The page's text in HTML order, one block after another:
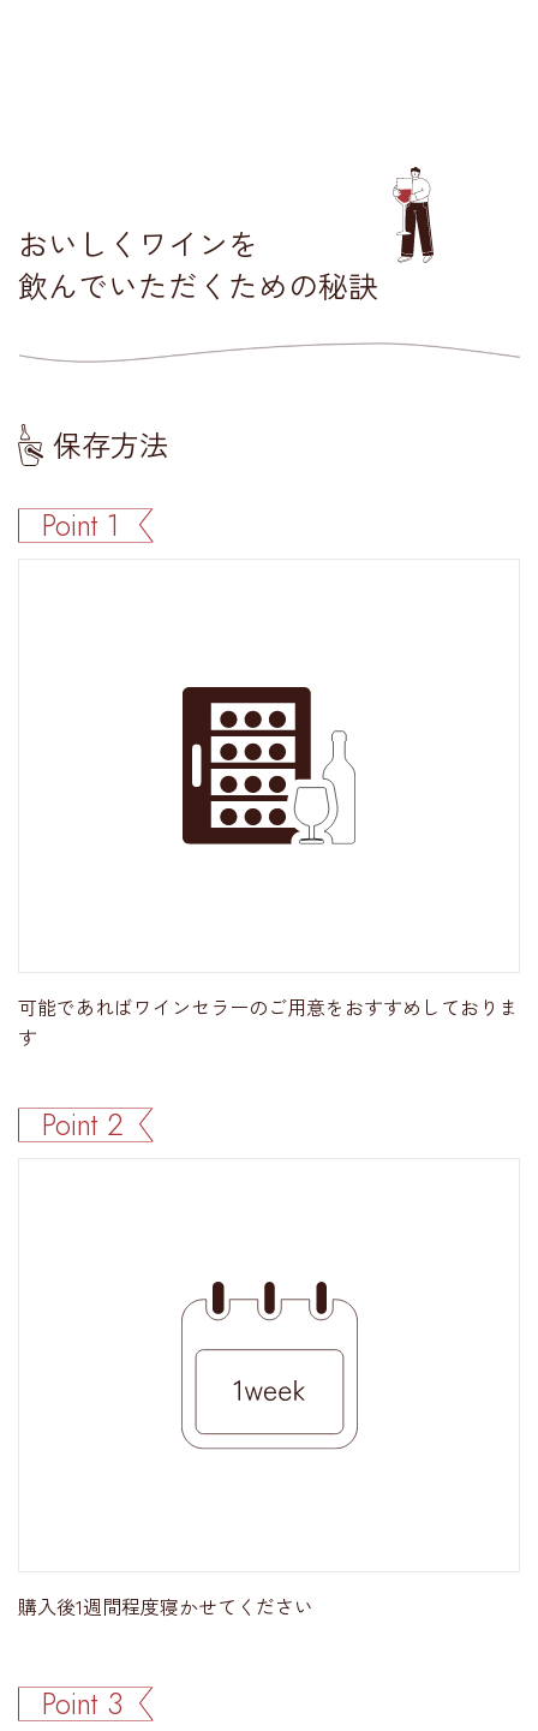
おいしくワインを
飲んでいただくための秘訣
保存方法
Point 1
可能であればワインセラーのご用意をおすすめしておりま
す
Point 2
購入後1週間程度寝かせてください
Point 3